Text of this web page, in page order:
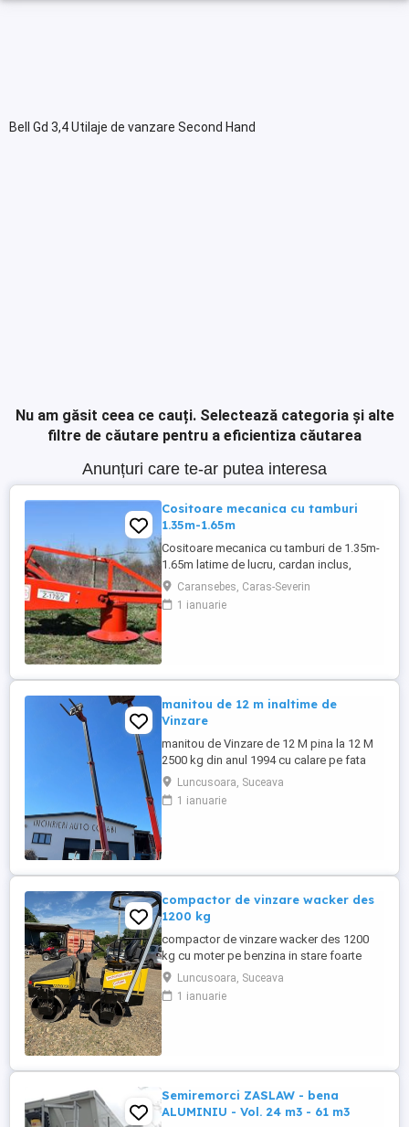
Bell Gd 3,4 Utilaje de vanzare Second Hand
Nu am găsit ceea ce cauți. Selectează categoria și alte
filtre de căutare pentru a eficientiza căutarea
Anunțuri care te-ar putea interesa
Cositoare mecanica cu tamburi
1.35m-1.65m
Cositoare mecanica cu tamburi de 1.35m-
1.65m latime de lucru, cardan inclus,
prelata, cheie de cutite Transport in toate
judetele
Caransebes, Caras-Severin
1 ianuarie
manitou de 12 m inaltime de
Vinzare
manitou de Vinzare de 12 M pina la 12 M
2500 kg din anul 1994 cu calare pe fata
greutate lui 9500 kg utilajul este in
Luncusoara Jud Suceava in stare buna de
Functionare se vinde doar cu Furci pt
Luncusoara, Suceava
1 ianuarie
compactor de vinzare wacker des
1200 kg
compactor de vinzare wacker des 1200
kg cu moter pe benzina in stare foarte
buna de functionare cu vibratie si apa pt
valurii pentru mai multe detalii pe watzup
darius
Luncusoara, Suceava
1 ianuarie
Semiremorci ZASLAW - bena
ALUMINIU - Vol. 24 m3 - 61 m3